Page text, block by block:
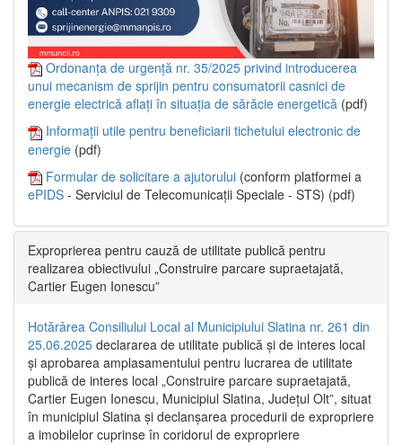
Ordonanța de urgență nr. 35/2025 privind introducerea
unui mecanism de sprijin pentru consumatorii casnici de
energie electrică aflați în situația de sărăcie energetică (pdf)
Informații utile pentru beneficiarii tichetului electronic de
energie (pdf)
Formular de solicitare a ajutorului (conform platformei a
ePIDS - Serviciul de Telecomunicații Speciale - STS) (pdf)
Exproprierea pentru cauză de utilitate publică pentru
realizarea obiectivului „Construire parcare supraetajată,
Cartier Eugen Ionescu”
Hotărârea Consiliului Local al Municipiului Slatina nr. 261 din
25.06.2025 declararea de utilitate publică și de interes local
și aprobarea amplasamentului pentru lucrarea de utilitate
publică de interes local „Construire parcare supraetajată,
Cartier Eugen Ionescu, Municipiul Slatina, Județul Olt”, situat
în municipiul Slatina și declanșarea procedurii de expropriere
a imobilelor cuprinse în coridorul de expropriere